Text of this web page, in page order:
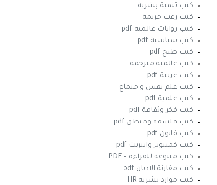
كتب تنمية بشرية
كتب رعب جريمة
كتب روايات عالمية pdf
كتب سياسية pdf
كتب طبخ pdf
كتب عالمية مترجمة
كتب عربية pdf
كتب علم نفس واجتماع
كتب علمية pdf
كتب فكر وثقافة pdf
كتب فلسفة ومنطق pdf
كتب قانون pdf
كتب كمبيوتر وانترنت pdf
كتب متنوعة للقراءة – PDF
كتب مقارنة الاديان pdf
كتب موارد بشرية HR